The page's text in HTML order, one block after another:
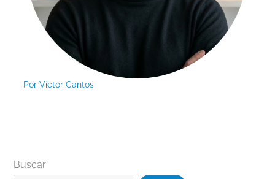
Por Víctor Cantos
Buscar